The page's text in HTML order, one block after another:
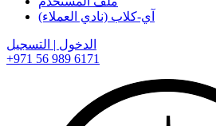
آي-كلاب (نادي العملاء)
الدخول | التسجيل
+971 56 989 6171